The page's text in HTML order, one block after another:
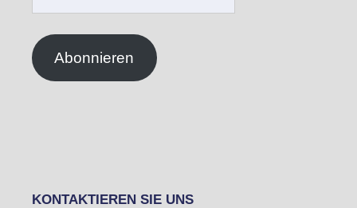
Abonnieren
KONTAKTIEREN SIE UNS